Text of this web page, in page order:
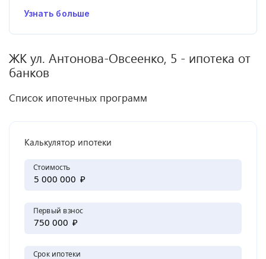
Узнать больше
ЖК ул. Антонова-Овсеенко, 5 - ипотека от
банков
Список ипотечных программ
Калькулятор ипотеки
Стоимость
₽
Первый взнос
₽
Срок ипотеки